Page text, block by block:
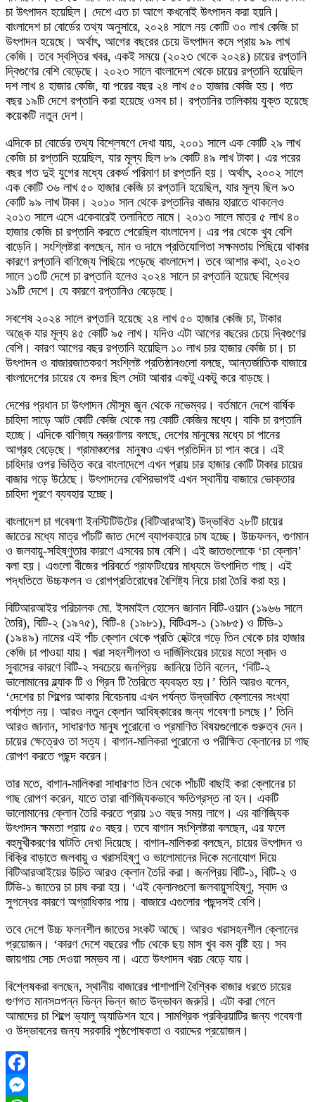
চা উৎপাদন হয়েছিল। দেশে এত চা আগে কখনোই উৎপাদন করা হয়নি।
বাংলাদেশ চা বোর্ডের তথ্য অনুসারে, ২০২৪ সালে নয় কোটি ৩০ লাখ কেজি চা
উৎপাদন হয়েছে। অর্থাৎ, আগের বছরের চেয়ে উৎপাদন কমে প্রায় ৯৯ লাখ
কেজি। তবে স্বস্তির খবর, একই সময়ে (২০২৩ থেকে ২০২৪) চায়ের রপ্তানি
দ্বিগুণের বেশি বেড়েছে। ২০২৩ সালে বাংলাদেশ থেকে চায়ের রপ্তানি হয়েছিল
দশ লাখ ৪ হাজার কেজি, যা পরের বছর ২৪ লাখ ৫০ হাজার কেজি হয়। গত
বছর ১৯টি দেশে রপ্তানি করা হয়েছে ওসব চা। রপ্তানির তালিকায় যুক্ত হয়েছে
কয়েকটি নতুন দেশ।
এদিকে চা বোর্ডের তথ্য বিশ্লেষণে দেখা যায়, ২০০১ সালে এক কোটি ২৯ লাখ
কেজি চা রপ্তানি হয়েছিল, যার মূল্য ছিল ৮৯ কোটি ৪৯ লাখ টাকা। এর পরের
বছর গত দুই যুগের মধ্যে রেকর্ড পরিমাণ চা রপ্তানি হয়। অর্থাৎ, ২০০২ সালে
এক কোটি ৩৬ লাখ ৫০ হাজার কেজি চা রপ্তানি হয়েছিল, যার মূল্য ছিল ৯৩
কোটি ৯৯ লাখ টাকা। ২০১০ সাল থেকে রপ্তানির বাজার হারাতে থাকলেও
২০১৩ সালে এসে একেবারেই তলানিতে নামে। ২০১৩ সালে মাত্র ৫ লাখ ৪০
হাজার কেজি চা রপ্তানি করতে পেরেছিল বাংলাদেশ। এর পর থেকে খুব বেশি
বাড়েনি। সংশ্লিষ্টরা বলছেন, মান ও দামে প্রতিযোগিতা সক্ষমতায় পিছিয়ে থাকার
কারণে রপ্তানি বাণিজ্যে পিছিয়ে পড়েছে বাংলাদেশ। তবে আশার কথা, ২০২৩
সালে ১৩টি দেশে চা রপ্তানি হলেও ২০২৪ সালে চা রপ্তানি হয়েছে বিশ্বের
১৯টি দেশে। যে কারণে রপ্তানিও বেড়েছে।
সবশেষ ২০২৪ সালে রপ্তানি হয়েছে ২৪ লাখ ৫০ হাজার কেজি চা, টাকার
অঙ্কে যার মূল্য ৪৫ কোটি ৯৫ লাখ। যদিও এটা আগের বছরের চেয়ে দ্বিগুণের
বেশি। কারণ আগের বছর রপ্তানি হয়েছিল ১০ লাখ চার হাজার কেজি চা। চা
উৎপাদন ও বাজারজাতকরণ সংশ্লিষ্ট প্রতিষ্ঠানগুলো বলছে, আন্তর্জাতিক বাজারে
বাংলাদেশের চায়ের যে কদর ছিল সেটা আবার একটু একটু করে বাড়ছে।
দেশের প্রধান চা উৎপাদন মৌসুম জুন থেকে নভেম্বর। বর্তমানে দেশে বার্ষিক
চাহিদা সাড়ে আট কোটি কেজি থেকে নয় কোটি কেজির মধ্যে। বাকি চা রপ্তানি
হচ্ছে। এদিকে বাণিজ্য মন্ত্রণালয় বলছে, দেশের মানুষের মধ্যে চা পানের
আগ্রহ বেড়েছে। গ্রামাঞ্চলের মানুষও এখন প্রতিদিন চা পান করে। এই
চাহিদার ওপর ভিত্তি করে বাংলাদেশে এখন প্রায় চার হাজার কোটি টাকার চায়ের
বাজার গড়ে উঠেছে। উৎপাদনের বেশিরভাগই এখন স্থানীয় বাজারে ভোক্তার
চাহিদা পূরণে ব্যবহার হচ্ছে।
বাংলাদেশ চা গবেষণা ইনস্টিটিউটের (বিটিআরআই) উদ্ভাবিত ২৮টি চায়ের
জাতের মধ্যে মাত্র পাঁচটি জাত দেশে ব্যাপকহারে চাষ হচ্ছে। উচ্চফলন, গুণমান
ও জলবায়ু-সহিষ্ণুতার কারণে এসবের চাষ বেশি। এই জাতগুলোকে ‘চা ক্লোন’
বলা হয়। এগুলো বীজের পরিবর্তে গ্রাফটিংয়ের মাধ্যমে উৎপাদিত গাছ। এই
পদ্ধতিতে উচ্চফলন ও রোগপ্রতিরোধের বৈশিষ্ট্য নিয়ে চারা তৈরি করা হয়।
বিটিআরআইর পরিচালক মো. ইসমাইল হোসেন জানান বিটি-ওয়ান (১৯৬৬ সালে
তৈরি), বিটি-২ (১৯৭৫), বিটি-৪ (১৯৮১), বিটিএস-১ (১৯৮৫) ও টিভি-১
(১৯৪৯) নামের এই পাঁচ ক্লোন থেকে প্রতি হেক্টরে গড়ে তিন থেকে চার হাজার
কেজি চা পাওয়া যায়। খরা সহনশীলতা ও দার্জিলিংয়ের চায়ের মতো স্বাদ ও
সুবাসের কারণে বিটি-২ সবচেয়ে জনপ্রিয় জানিয়ে তিনি বলেন, ‘বিটি-২
ভালোমানের ব্ল্যাক টি ও গ্রিন টি তৈরিতে ব্যবহৃত হয়।’ তিনি আরও বলেন,
‘দেশের চা শিল্পের আকার বিবেচনায় এখন পর্যন্ত উদ্ভাবিত ক্লোনের সংখ্যা
পর্যাপ্ত নয়। আরও নতুন ক্লোন আবিষ্কারের জন্য গবেষণা চলছে।’ তিনি
আরও জানান, সাধারণত মানুষ পুরোনো ও প্রমাণিত বিষয়গুলোকে গুরুত্ব দেন।
চায়ের ক্ষেত্রেও তা সত্য। বাগান-মালিকরা পুরোনো ও পরীক্ষিত ক্লোনের চা গাছ
রোপণ করতে পছন্দ করেন।
তার মতে, বাগান-মালিকরা সাধারণত তিন থেকে পাঁচটি বাছাই করা ক্লোনের চা
গাছ রোপণ করেন, যাতে তারা বাণিজ্যিকভাবে ক্ষতিগ্রস্ত না হন। একটি
ভালোমানের ক্লোন তৈরি করতে প্রায় ১৩ বছর সময় লাগে। এর বাণিজ্যিক
উৎপাদন ক্ষমতা প্রায় ৫০ বছর। তবে বাগান সংশ্লিষ্টরা বলছেন, এর ফলে
বহুমুখীকরণের ঘাটতি দেখা দিয়েছে। বাগান-মালিকরা বলছেন, চায়ের উৎপাদন ও
বিক্রি বাড়াতে জলবায়ু ও খরাসহিষ্ণু ও ভালোমানের দিকে মনোযোগ দিয়ে
বিটিআরআইয়ের উচিত আরও ক্লোন তৈরি করা। জনপ্রিয় বিটি-১, বিটি-২ ও
টিভি-১ জাতের চা চাষ করা হয়। ‘এই ক্লোনগুলো জলবায়ুসহিষ্ণু, স্বাদ ও
সুগন্ধের কারণে অগ্রাধিকার পায়। বাজারে এগুলোর পছন্দসই বেশি।
তবে দেশে উচ্চ ফলনশীল জাতের সংকট আছে। আরও খরাসহনশীল ক্লোনের
প্রয়োজন। ‘কারণ দেশে বছরের পাঁচ থেকে ছয় মাস খুব কম বৃষ্টি হয়। সব
জায়গায় সেচ দেওয়া সম্ভব না। এতে উৎপাদন খরচ বেড়ে যায়।
বিশ্লেষকরা বলছেন, স্থানীয় বাজারের পাশাপাশি বৈশ্বিক বাজার ধরতে চায়ের
গুণগত মানস¤পন্ন ভিন্ন ভিন্ন জাত উদ্ভাবন জরুরি। এটা করা গেলে
আমাদের চা শিল্পে ভ্যালু অ্যাডিশন হবে। সামগ্রিক প্রক্রিয়াটির জন্য গবেষণা
ও উদ্ভাবনের জন্য সরকারি পৃষ্ঠপোষকতা ও বরাদ্দের প্রয়োজন।
Facebook